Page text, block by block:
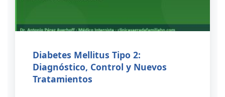
Diabetes Mellitus Tipo 2:
Diagnóstico, Control y Nuevos
Tratamientos